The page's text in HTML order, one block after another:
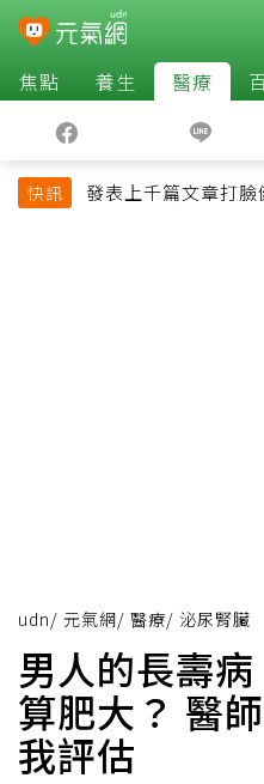
焦點 養生 醫療
快訊
發表上千篇文章打
udn/ 元氣網/ 醫療/ 泌尿腎臟
男人的長壽
算肥大？ 醫
我評估